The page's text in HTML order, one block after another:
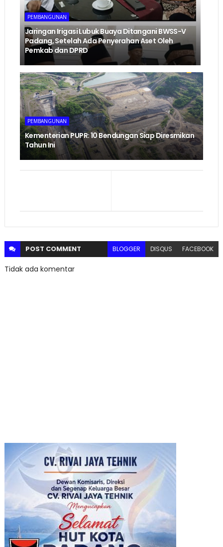
PEMBANGUNAN
Jaringan Irigasi Lubuk Buaya Ditangani BWSS-V
Padang, Setelah Ada Penyerahan Aset Oleh
Pemkab dan DPRD
PEMBANGUNAN
Kementerian PUPR: 10 Bendungan Siap Diresmikan
Tahun Ini
POST COMMENT BLOGGER DISQUS FACEBOOK
Tidak ada komentar